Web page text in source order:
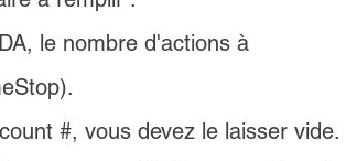
le nombre d'actions à
#, vous devez le laisser vide.